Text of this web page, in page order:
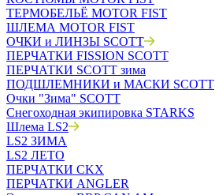
ТЕРМОБЕЛЬЁ MOTOR FIST
ШЛЕМА MOTOR FIST
ОЧКИ и ЛИНЗЫ SCOTT
ПЕРЧАТКИ FISSION SCOTT
ПЕРЧАТКИ SCOTT зима
ПОДШЛЕМНИКИ и МАСКИ SCOTT
Очки "Зима" SCOTT
Снегоходная экипировка STARKS
Шлема LS2
LS2 ЗИМА
LS2 ЛЕТО
ПЕРЧАТКИ CKX
ПЕРЧАТКИ ANGLER